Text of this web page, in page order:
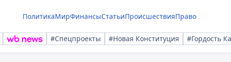
ПолитикаМирФинансыСтатьиПроисшествияПраво
#Спецпроекты #Новая Конституция #Гордость